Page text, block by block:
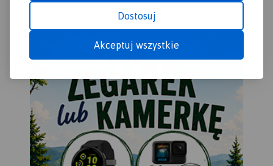
Dostosuj
Akceptuj wszystkie